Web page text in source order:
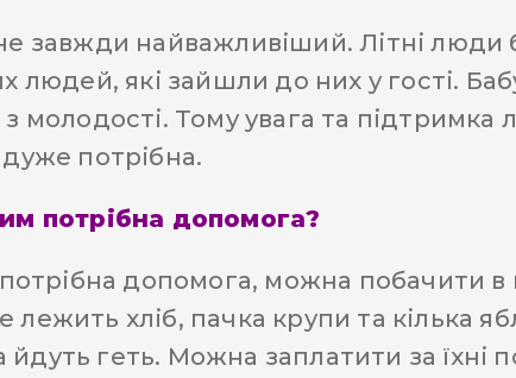
завжди найважливіший. Літні люди
людей, які зайшли до них у гості.
молодості. Тому увага та підтримка
потрібна.
потрібна допомога?
допомога, можна побачити в
хліб, пачка крупи та кілька
йдуть геть. Можна заплатити за